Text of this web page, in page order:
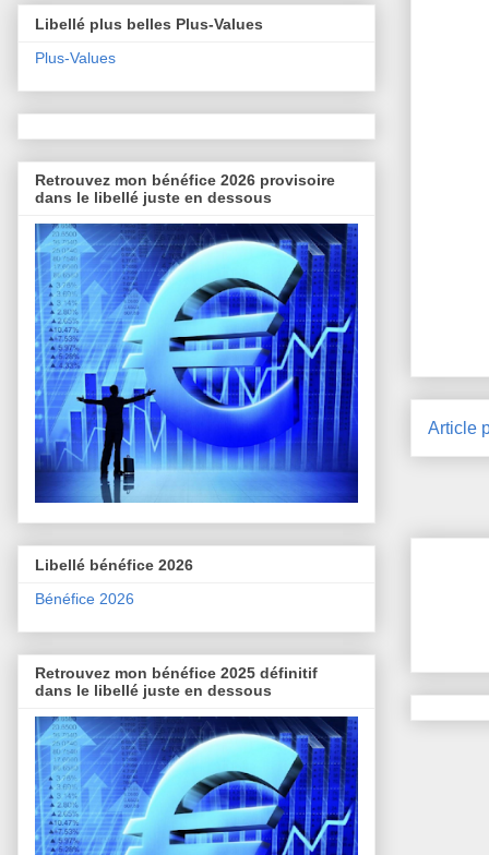
Article
Libellé plus belles Plus-Values
Plus-Values
Retrouvez mon bénéfice 2026 provisoire
dans le libellé juste en dessous
Libellé bénéfice 2026
Bénéfice 2026
Retrouvez mon bénéfice 2025 définitif
dans le libellé juste en dessous